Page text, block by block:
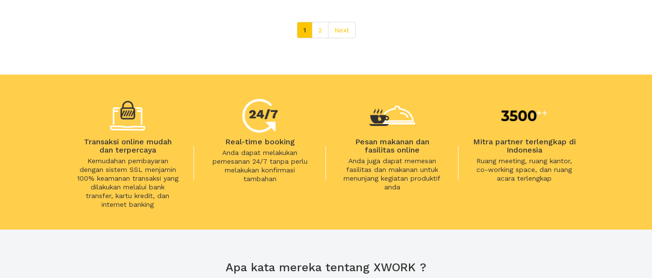
1 2 Next
Transaksi online mudah
dan terpercaya
Kemudahan pembayaran
dengan sistem SSL menjamin
100% keamanan transaksi yang
dilakukan melalui bank
transfer, kartu kredit, dan
internet banking
Real-time booking
Anda dapat melakukan
pemesanan 24/7 tanpa perlu
melakukan konfirmasi
tambahan
Pesan makanan dan
fasilitas online
Anda juga dapat memesan
fasilitas dan makanan untuk
menunjang kegiatan produktif
anda
Mitra partner terlengkap di
Indonesia
Ruang meeting, ruang kantor,
co-working space, dan ruang
acara terlengkap
Apa kata mereka tentang XWORK ?